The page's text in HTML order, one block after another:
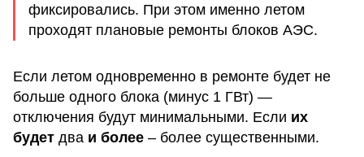
фиксировались. При этом именно летом
проходят плановые ремонты блоков АЭС.
Если летом одновременно в ремонте будет не
больше одного блока (минус 1 ГВт) —
отключения будут минимальными. Если их
будет два и более – более существенными.